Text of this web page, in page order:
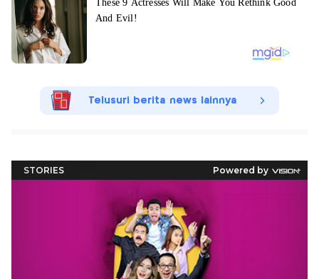
Telusuri berita news lainnya